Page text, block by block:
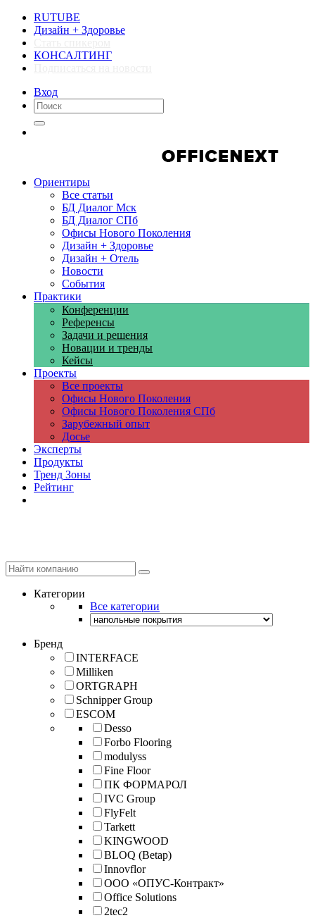
RUTUBE
Дизайн + Здоровье
КОНСАЛТИНГ
Вход
Ориентиры
Все статьи
БД Диалог Мск
БД Диалог СПб
Офисы Нового Поколения
Дизайн + Здоровье
Дизайн + Отель
Новости
События
Практики
Конференции
Референсы
Задачи и решения
Новации и тренды
Кейсы
Проекты
Все проекты
Офисы Нового Поколения
Офисы Нового Поколения СПб
Зарубежный опыт
Досье
Эксперты
Продукты
Тренд Зоны
Рейтинг
Категории
Все категории
Бренд
INTERFACE
Milliken
ORTGRAPH
Schnipper Group
ESCOM
Desso
Forbo Flooring
modulyss
Fine Floor
ПК ФОРМАРОЛ
IVC Group
FlyFelt
Tarkett
KINGWOOD
BLOQ (Betap)
Innovflor
ООО «ОПУС-Контракт»
Office Solutions
2tec2